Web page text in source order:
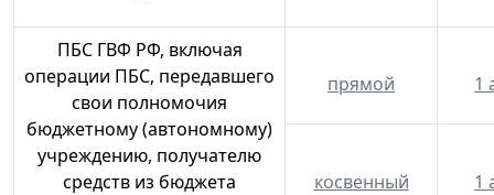
ПБС ГВФ РФ, включая
операции ПБС, передавшего
свои полномочия
бюджетному (автономному)
учреждению, получателю
средств из бюджета
прямой 1
косвенный 1